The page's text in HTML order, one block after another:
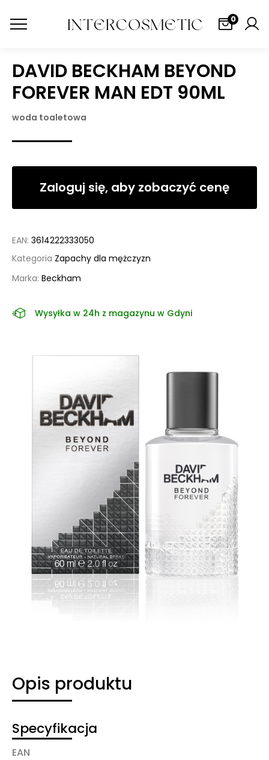
0
Opis produktu
Specyfikacja
EAN
DAVID BECKHAM BEYOND
FOREVER MAN EDT 90ML
woda toaletowa
Zaloguj się, aby zobaczyć cenę
EAN: 3614222333050
Kategoria Zapachy dla mężczyzn
Marka: Beckham
Wysyłka w 24h z magazynu w Gdyni